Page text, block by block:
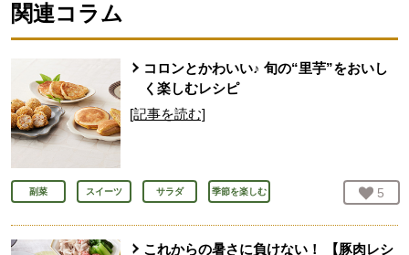
関連コラム
コロンとかわいい♪ 旬の“里芋”をおいし
く楽しむレシピ
[記事を読む]
副菜 スイーツ サラダ 季節を楽しむ お気
5
これからの暑さに負けない！ 【豚肉レシ